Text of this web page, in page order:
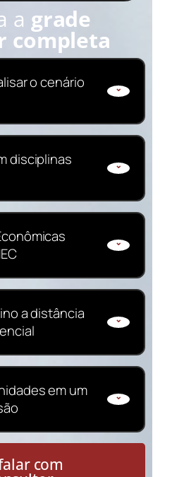
a grade
completa
o cenário
financeira e
macro e
disciplinas
finanças
preparado para
privados e
a distância
atualizados e
em um
finanças,
com